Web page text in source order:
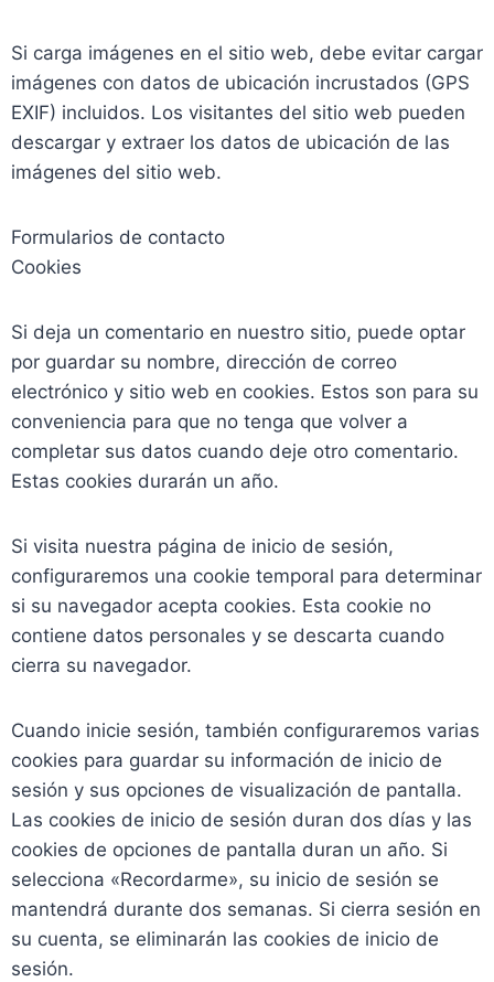
Si carga imágenes en el sitio web, debe evitar cargar
imágenes con datos de ubicación incrustados (GPS
EXIF) incluidos. Los visitantes del sitio web pueden
descargar y extraer los datos de ubicación de las
imágenes del sitio web.
Formularios de contacto
Cookies
Si deja un comentario en nuestro sitio, puede optar
por guardar su nombre, dirección de correo
electrónico y sitio web en cookies. Estos son para su
conveniencia para que no tenga que volver a
completar sus datos cuando deje otro comentario.
Estas cookies durarán un año.
Si visita nuestra página de inicio de sesión,
configuraremos una cookie temporal para determinar
si su navegador acepta cookies. Esta cookie no
contiene datos personales y se descarta cuando
cierra su navegador.
Cuando inicie sesión, también configuraremos varias
cookies para guardar su información de inicio de
sesión y sus opciones de visualización de pantalla.
Las cookies de inicio de sesión duran dos días y las
cookies de opciones de pantalla duran un año. Si
selecciona «Recordarme», su inicio de sesión se
mantendrá durante dos semanas. Si cierra sesión en
su cuenta, se eliminarán las cookies de inicio de
sesión.